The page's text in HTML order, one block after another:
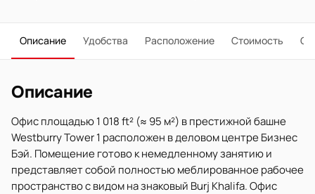
Описание Удобства Расположение Стоимость О
Описание
Офис площадью 1 018 ft² (≈ 95 м²) в престижной башне
Westburry Tower 1 расположен в деловом центре Бизнес
Бэй. Помещение готово к немедленному занятию и
представляет собой полностью меблированное рабочее
пространство с видом на знаковый Burj Khalifa. Офис